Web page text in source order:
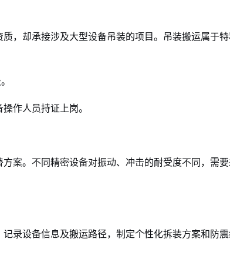
，却承接涉及大型设备吊装的项目。吊装搬运属于
作人员持证上岗。
案。不同精密设备对振动、冲击的耐受度不同，需
录设备信息及搬运路径，制定个性化拆装方案和防